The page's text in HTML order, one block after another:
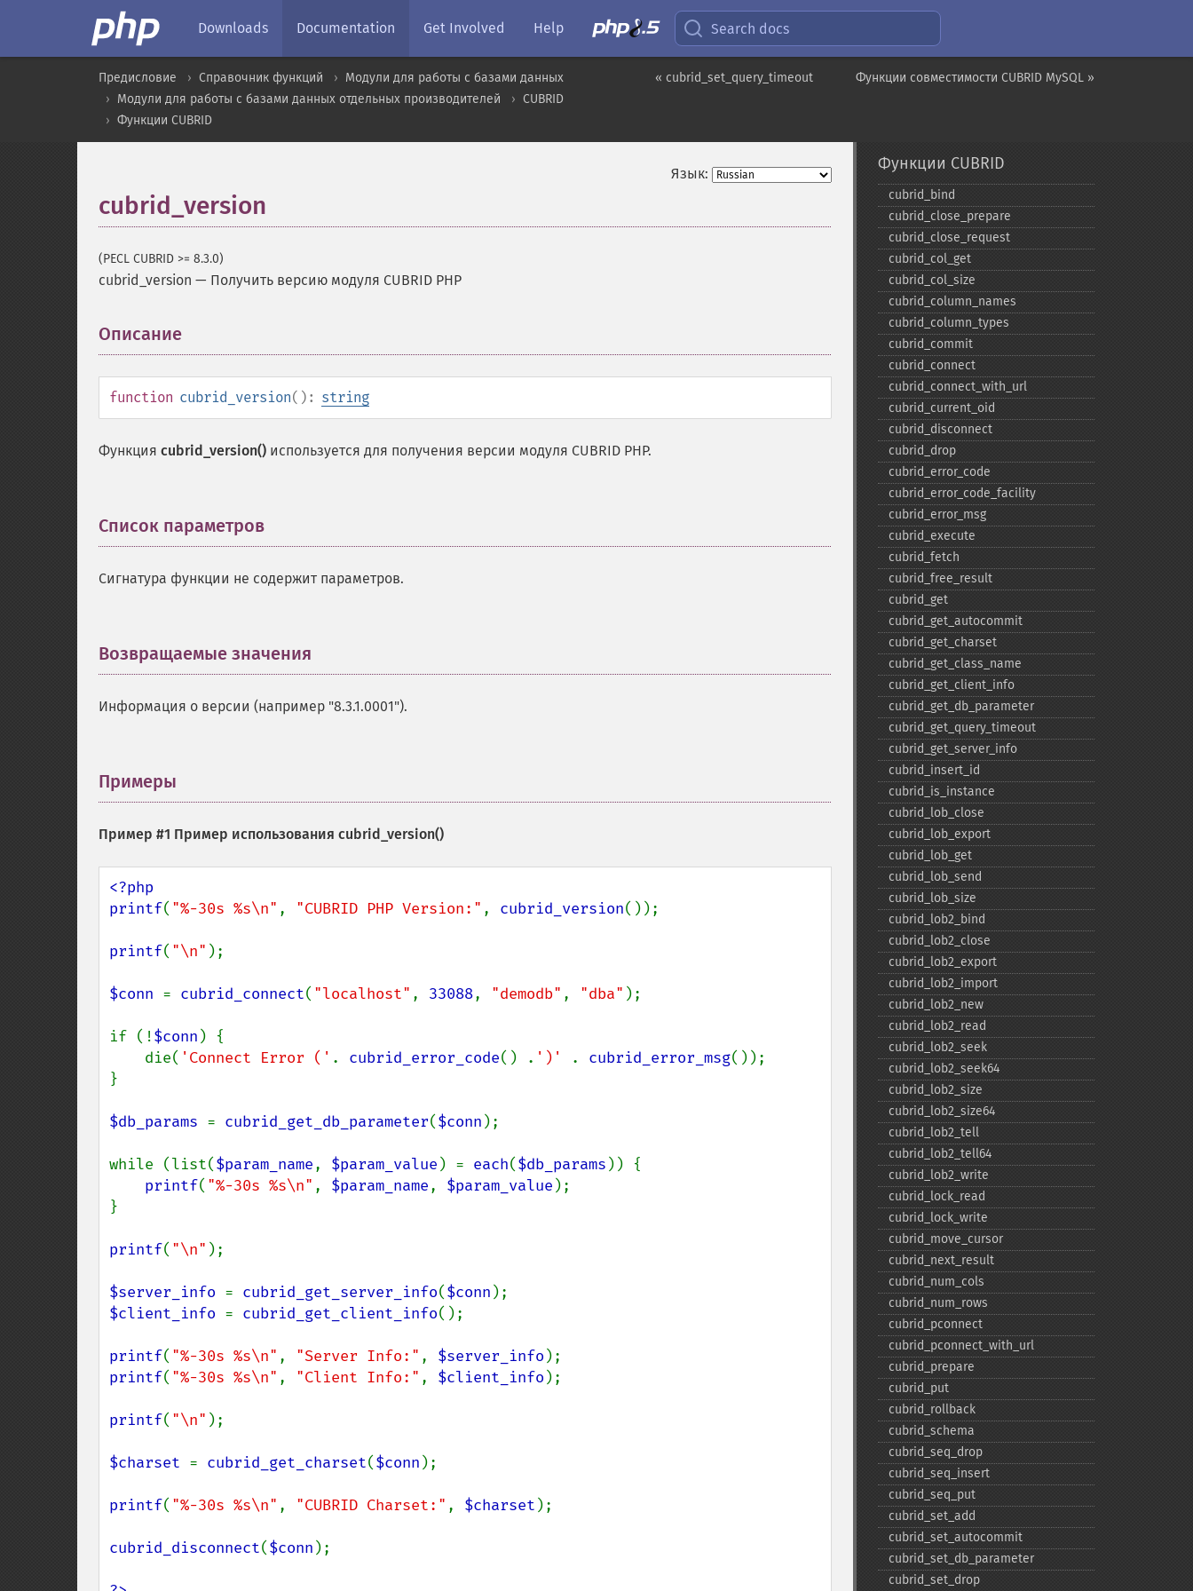
Downloads Documentation Get Involved Help Search docs
Функции совместимости CUBRID MySQL »
« cubrid_set_query_timeout
Предисловие Справочник функций
Модули для работы с базами данных
Модули для работы с базами данных отдельных производителей
CUBRID
Функции CUBRID
Язык:
cubrid_version
(PECL CUBRID >= 8.3.0)
cubrid_version — Получить версию модуля CUBRID PHP
Описание
function cubrid_version(): string
Функция cubrid_version() используется для получения версии модуля CUBRID PHP.
Список параметров
Сигнатура функции не содержит параметров.
Возвращаемые значения
Информация о версии (например "8.3.1.0001").
Примеры
Пример #1 Пример использования cubrid_version()
<?php
printf( "%-30s %s\n" , "CUBRID PHP Version:" , cubrid_version());
printf( "\n" );
$conn = cubrid_connect( "localhost" , 33088, "demodb" , "dba" );
if (!$conn ) {
    die(
'Connect Error (' . cubrid_error_code() . ')' . cubrid_error_msg());
}
$db_params = cubrid_get_db_parameter($conn );
while (list($param_name, $param_value ) = each($db_params )) {
printf( "%-30s %s\n" , $param_name, $param_value );
}
printf( "\n" );
$server_info = cubrid_get_server_info($conn
$client_info = cubrid_get_client_info();
printf( "%-30s %s\n" , "Server Info:" , $server_info
printf( "%-30s %s\n" , "Client Info:" , $client_info );
printf( "\n" );
$charset = cubrid_get_charset($conn );
printf( "%-30s %s\n" , "CUBRID Charset:" , $charset );
cubrid_disconnect($conn );
Функции CUBRID
cubrid_​bind
cubrid_​close_​prepare
cubrid_​close_​request
cubrid_​col_​get
cubrid_​col_​size
cubrid_​column_​names
cubrid_​column_​types
cubrid_​commit
cubrid_​connect
cubrid_​connect_​with_​url
cubrid_​current_​oid
cubrid_​disconnect
cubrid_​drop
cubrid_​error_​code
cubrid_​error_​code_​facility
cubrid_​error_​msg
cubrid_​execute
cubrid_​fetch
cubrid_​free_​result
cubrid_​get
cubrid_​get_​autocommit
cubrid_​get_​charset
cubrid_​get_​class_​name
cubrid_​get_​client_​info
cubrid_​get_​db_​parameter
cubrid_​get_​query_​timeout
cubrid_​get_​server_​info
cubrid_​insert_​id
cubrid_​is_​instance
cubrid_​lob_​close
cubrid_​lob_​export
cubrid_​lob_​get
cubrid_​lob_​send
cubrid_​lob_​size
cubrid_​lob2_​bind
cubrid_​lob2_​close
cubrid_​lob2_​export
cubrid_​lob2_​import
cubrid_​lob2_​new
cubrid_​lob2_​read
cubrid_​lob2_​seek
cubrid_​lob2_​seek64
cubrid_​lob2_​size
cubrid_​lob2_​size64
cubrid_​lob2_​tell
cubrid_​lob2_​tell64
cubrid_​lob2_​write
cubrid_​lock_​read
cubrid_​lock_​write
cubrid_​move_​cursor
cubrid_​next_​result
cubrid_​num_​cols
cubrid_​num_​rows
cubrid_​pconnect
cubrid_​pconnect_​with_​url
cubrid_​prepare
cubrid_​put
cubrid_​rollback
cubrid_​schema
cubrid_​seq_​drop
cubrid_​seq_​insert
cubrid_​seq_​put
cubrid_​set_​add
cubrid_​set_​autocommit
cubrid_​set_​db_​parameter
cubrid_​set_​drop